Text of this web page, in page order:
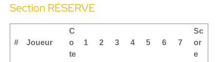
Section RÉSERVE
# Joueur
C
o
te
1 2 3 4 5 6 7
Sc
or
e